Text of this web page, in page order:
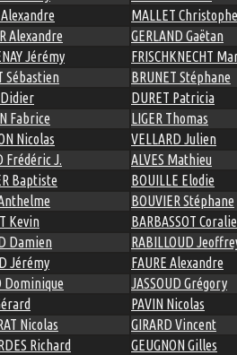
Alexandre MALLET Christophe
Alexandre GERLAND Gaëtan
Jérémy FRISCHKNECHT
Sébastien BRUNET Stéphane
Didier DURET Patricia
Fabrice LIGER Thomas
Nicolas VELLARD Julien
Frédéric J. ALVES Mathieu
Baptiste BOUILLE Elodie
BOUVIER Stéphane
COMBET Kevin BARBASSOT Coralie
Damien RABILLOUD
Jérémy FAURE Alexandre
Dominique JASSOUD Grégory
PAVIN Nicolas
Nicolas GIRARD Vincent
Richard GEUGNON Gilles